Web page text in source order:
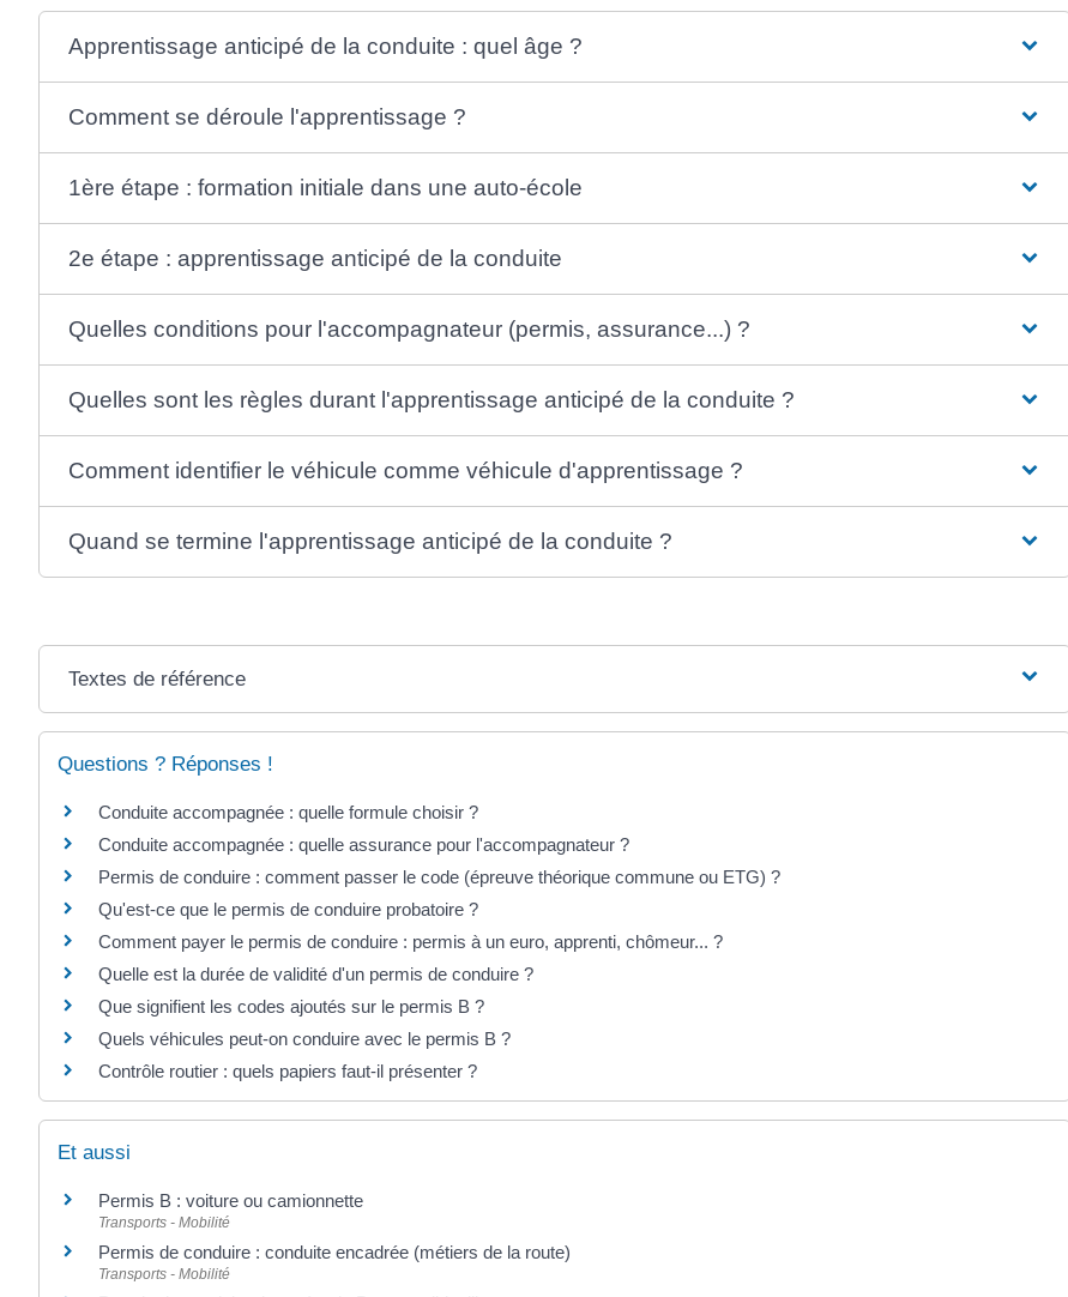
Apprentissage anticipé de la conduite : quel âge ?
Comment se déroule l'apprentissage ?
1ère étape : formation initiale dans une auto-école
2e étape : apprentissage anticipé de la conduite
Quelles conditions pour l'accompagnateur (permis, assurance...) ?
Quelles sont les règles durant l'apprentissage anticipé de la conduite ?
Comment identifier le véhicule comme véhicule d'apprentissage ?
Quand se termine l'apprentissage anticipé de la conduite ?
Textes de référence
Questions ? Réponses !
Conduite accompagnée : quelle formule choisir ?
Conduite accompagnée : quelle assurance pour l'accompagnateur ?
Permis de conduire : comment passer le code (épreuve théorique commune ou ETG) ?
Qu'est-ce que le permis de conduire probatoire ?
Comment payer le permis de conduire : permis à un euro, apprenti, chômeur... ?
Quelle est la durée de validité d'un permis de conduire ?
Que signifient les codes ajoutés sur le permis B ?
Quels véhicules peut-on conduire avec le permis B ?
Contrôle routier : quels papiers faut-il présenter ?
Et aussi
Permis B : voiture ou camionnette
Transports - Mobilité
Permis de conduire : conduite encadrée (métiers de la route)
Transports - Mobilité